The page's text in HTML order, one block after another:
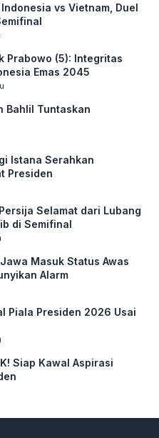
vs Vietnam, Duel
Prabowo (5): Integritas
Emas 2045
Bahlil Tuntaskan
Istana Serahkan
Presiden
Selamat dari Lubang
di Semifinal
Masuk Status Awas
Alarm
Piala Presiden 2026 Usai
Siap Kawal Aspirasi